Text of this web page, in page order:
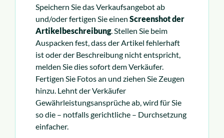
Speichern Sie das Verkaufsangebot ab
und/oder fertigen Sie einen Screenshot der
Artikelbeschreibung. Stellen Sie beim
Auspacken fest, dass der Artikel fehlerhaft
ist oder der Beschreibung nicht entspricht,
melden Sie dies sofort dem Verkäufer.
Fertigen Sie Fotos an und ziehen Sie Zeugen
hinzu. Lehnt der Verkäufer
Gewährleistungsansprüche ab, wird für Sie
so die – notfalls gerichtliche – Durchsetzung
einfacher.